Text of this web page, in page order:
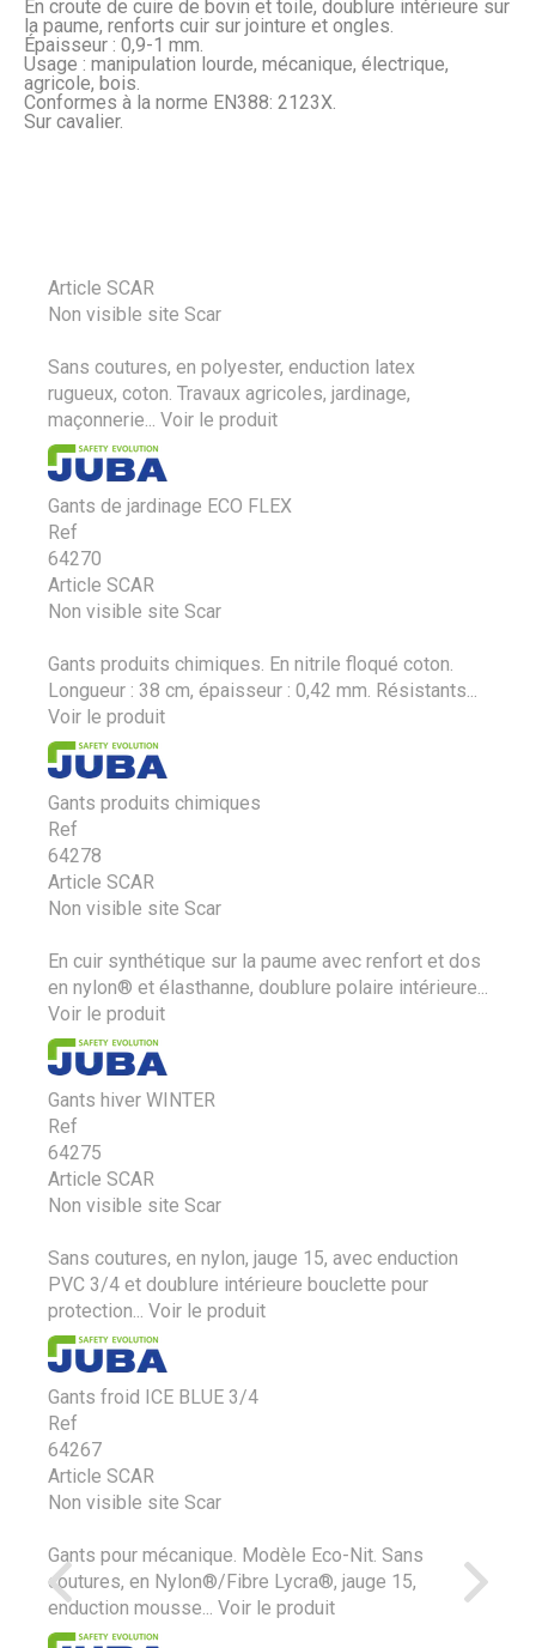
En croute de cuire de bovin et toile, doublure intérieure sur
la paume, renforts cuir sur jointure et ongles.
Épaisseur : 0,9-1 mm.
Usage : manipulation lourde, mécanique, électrique,
agricole, bois.
Conformes à la norme EN388: 2123X.
Sur cavalier.
Article SCAR
Non visible site Scar
Sans coutures, en polyester, enduction latex
rugueux, coton. Travaux agricoles, jardinage,
maçonnerie...
Voir le produit
Gants de jardinage ECO FLEX
Ref
64270
Article SCAR
Non visible site Scar
Gants produits chimiques. En nitrile floqué coton.
Longueur : 38 cm, épaisseur : 0,42 mm. Résistants...
Voir le produit
Gants produits chimiques
Ref
64278
Article SCAR
Non visible site Scar
En cuir synthétique sur la paume avec renfort et dos
en nylon® et élasthanne, doublure polaire intérieure...
Voir le produit
Gants hiver WINTER
Ref
64275
Article SCAR
Non visible site Scar
Sans coutures, en nylon, jauge 15, avec enduction
PVC 3/4 et doublure intérieure bouclette pour
protection...
Voir le produit
Gants froid ICE BLUE 3/4
Ref
64267
Article SCAR
Non visible site Scar
Gants pour mécanique. Modèle Eco-Nit. Sans
coutures, en Nylon®/Fibre Lycra®, jauge 15,
enduction mousse...
Voir le produit